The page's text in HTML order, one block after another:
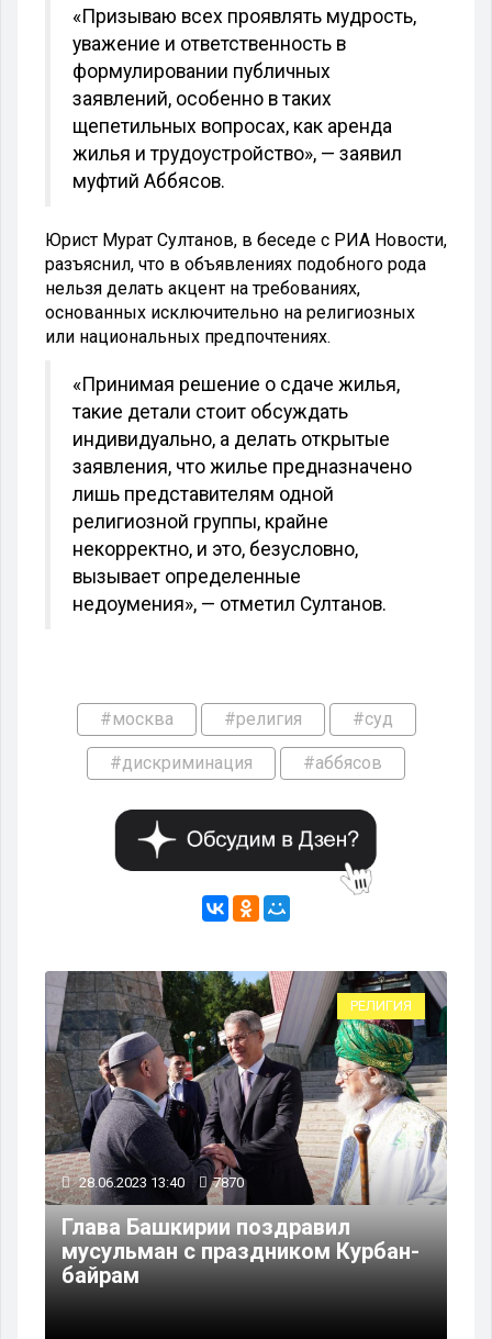
«Призываю всех проявлять мудрость,
уважение и ответственность в
формулировании публичных
заявлений, особенно в таких
щепетильных вопросах, как аренда
жилья и трудоустройство», — заявил
муфтий Аббясов.
Юрист Мурат Султанов, в беседе с РИА Новости,
разъяснил, что в объявлениях подобного рода
нельзя делать акцент на требованиях,
основанных исключительно на религиозных
или национальных предпочтениях.
«Принимая решение о сдаче жилья,
такие детали стоит обсуждать
индивидуально, а делать открытые
заявления, что жилье предназначено
лишь представителям одной
религиозной группы, крайне
некорректно, и это, безусловно,
вызывает определенные
недоумения», — отметил Султанов.
#москва #религия #суд
#дискриминация #аббясов
РЕЛИГИЯ
28.06.2023 13:40 7870
Глава Башкирии поздравил
мусульман с праздником Курбан-
байрам